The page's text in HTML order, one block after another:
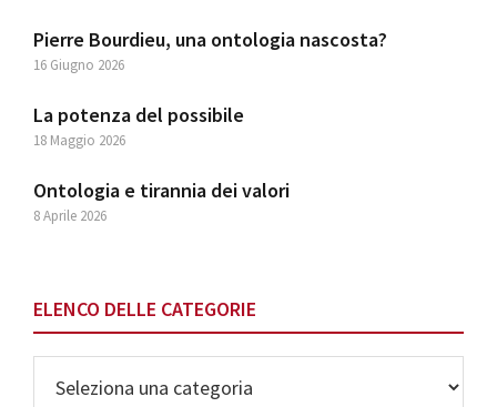
Pierre Bourdieu, una ontologia nascosta?
16 Giugno 2026
La potenza del possibile
18 Maggio 2026
Ontologia e tirannia dei valori
8 Aprile 2026
ELENCO DELLE CATEGORIE
delle